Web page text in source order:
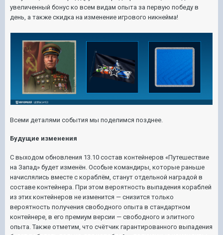
увеличенный бонус ко всем видам опыта за первую победу в
день, а также скидка на изменение игрового никнейма!
Всеми деталями события мы поделимся позднее.
Будущие изменения
С выходом обновления 13.10 состав контейнеров «Путешествие
на Запад» будет изменён. Особые командиры, которые раньше
начислялись вместе с кораблём, станут отдельной наградой в
составе контейнера. При этом вероятность выпадения кораблей
из этих контейнеров не изменится — снизится только
вероятность получения свободного опыта в стандартном
контейнере, в его премиум версии — свободного и элитного
опыта. Также отметим, что счётчик гарантированного выпадения